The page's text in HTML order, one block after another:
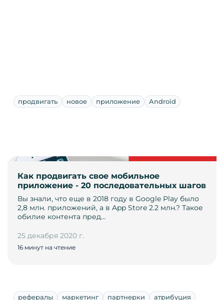
продвигать новое приложение Android
Как продвигать свое мобильное
приложение - 20 последовательных шагов
Вы знали, что еще в 2018 году в Google Play было
2,8 млн. приложений, а в App Store 2.2 млн.? Такое
обилие контента пред…
25 декабря 2020 г.
16 минут на чтение
рефералы маркетинг партнерки атрибуция